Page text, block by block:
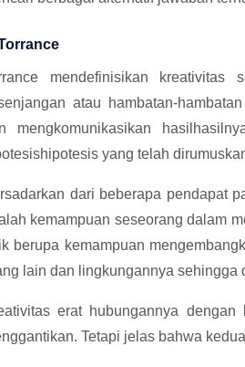
mendefinisikan kreativitas
atau hambatan-
mengkomunikasikan
yang telah
dari beberapa pendapat
kemampuan seseorang dalam
berupa kemampuan
lain dan lingkungannya sehingga
erat hubungannya
Tetapi jelas bahwa